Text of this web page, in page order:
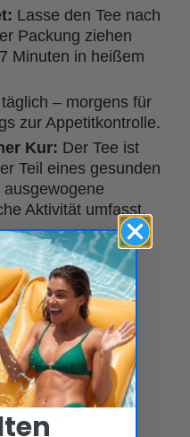
Lasse den Tee nach
Packung ziehen
Minuten in heißem
– morgens für
zur Appetitkontrolle.
Kur: Der Tee ist
Teil eines gesunden
Aktivität umfasst.
erwarten?
5 kg in einem